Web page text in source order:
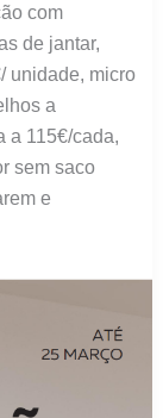
com
de jantar,
unidade, micro
a
a 115€/cada,
sem saco
e